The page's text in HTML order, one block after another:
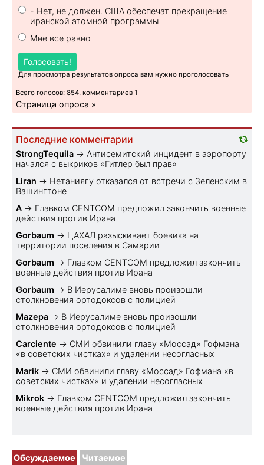
- Нет, не должен. США обеспечат прекращение
иранской атомной программы
Мне все равно
Голосовать!
Для просмотра результатов опроса вам нужно проголосовать
Всего голосов: 854, комментариев 1
Страница опроса »
Последние комментарии
StrongTequila → Антисемитский инцидент в аэропорту
начался с выкриков «Гитлер был прав»
Liran → Нетаниягу отказался от встречи с Зеленским в
Вашингтоне
A → Главком CENTCOM предложил закончить военные
действия против Ирана
Gorbaum → ЦАХАЛ разыскивает боевика на
территории поселения в Самарии
Gorbaum → Главком CENTCOM предложил закончить
военные действия против Ирана
Gorbaum → В Иерусалиме вновь произошли
столкновения ортодоксов с полицией
Mazepa → В Иерусалиме вновь произошли
столкновения ортодоксов с полицией
Carciente → СМИ обвинили главу «Моссад» Гофмана
«в советских чистках» и удалении несогласных
Marik → СМИ обвинили главу «Моссад» Гофмана «в
советских чистках» и удалении несогласных
Mikrok → Главком CENTCOM предложил закончить
военные действия против Ирана
Обсуждаемое Читаемое